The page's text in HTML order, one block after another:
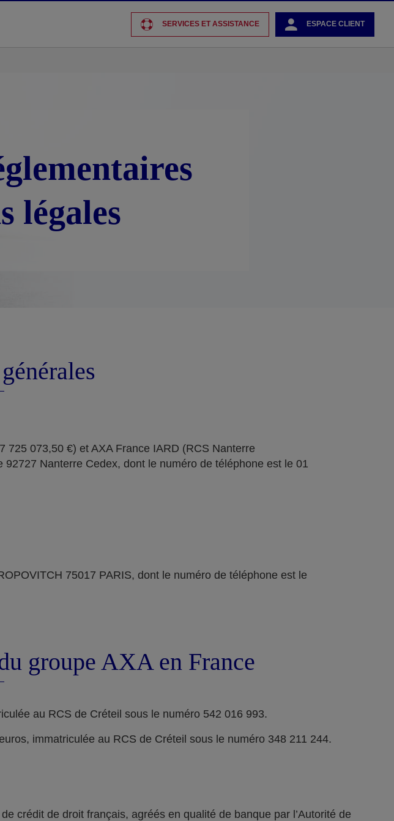
SERVICES ET ASSISTANCE ESPACE CLIENT
légales
725 073,50 €) et AXA France IARD (RCS Nanterre
Nanterre Cedex, dont le numéro de téléphone est le 01
75017 PARIS, dont le numéro de téléphone est le
groupe AXA en France
au RCS de Créteil sous le numéro 542 016 993.
immatriculée au RCS de Créteil sous le numéro 348 211 244.
crédit de droit français, agréés en qualité de banque par l’Autorité de